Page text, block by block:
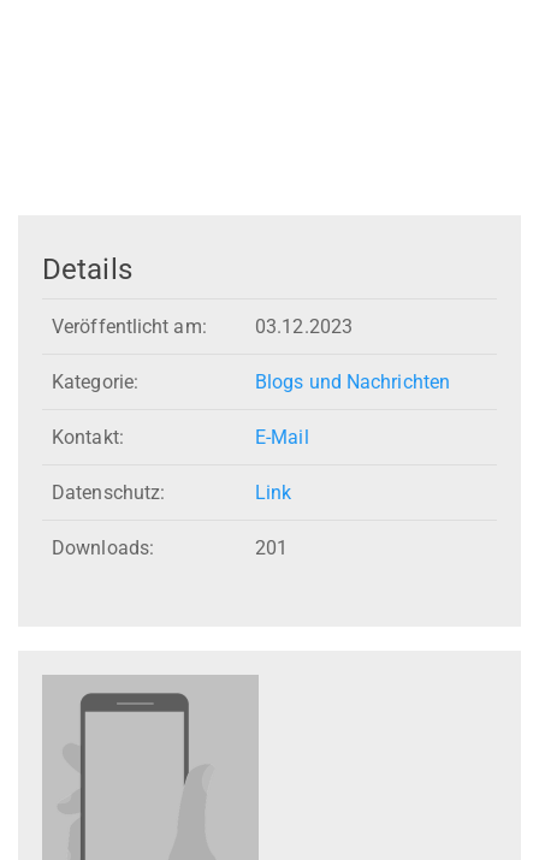
Details
Veröffentlicht am: 03.12.2023
Kategorie: Blogs und Nachrichten
Kontakt: E-Mail
Datenschutz: Link
Downloads: 201